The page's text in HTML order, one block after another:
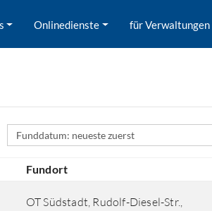
Onlinedienste für Verwaltungen
Sortierfeld
Fundort
OT Südstadt, Rudolf-Diesel-Str.,